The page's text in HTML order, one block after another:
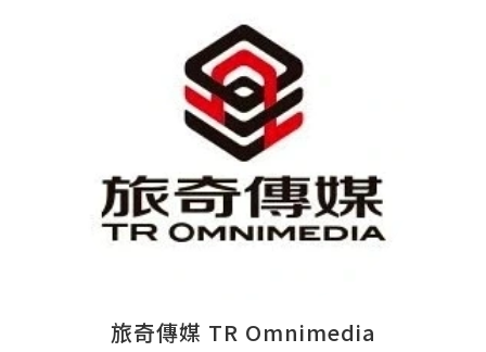
旅奇傳媒 TR Omnimedia